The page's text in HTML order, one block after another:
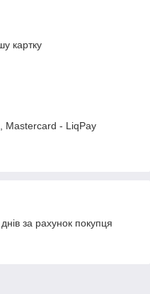
картку
Mastercard - LiqPay
за рахунок покупця